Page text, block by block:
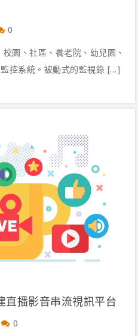
0
園、社區、養老院、幼兒園、
控系統。被動式的監視錄 […]
直播影音串流視訊平台
0